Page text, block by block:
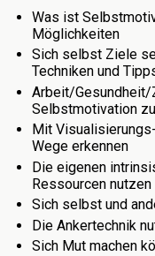
Was ist
Möglichkeiten
Sich selbst Ziele
Techniken und
Arbeit/Gesundheit/
Selbstmotivation
Mit
Wege erkennen
Die eigenen
Ressourcen nutzen
Sich selbst und
Die Ankertechnik
Sich Mut machen